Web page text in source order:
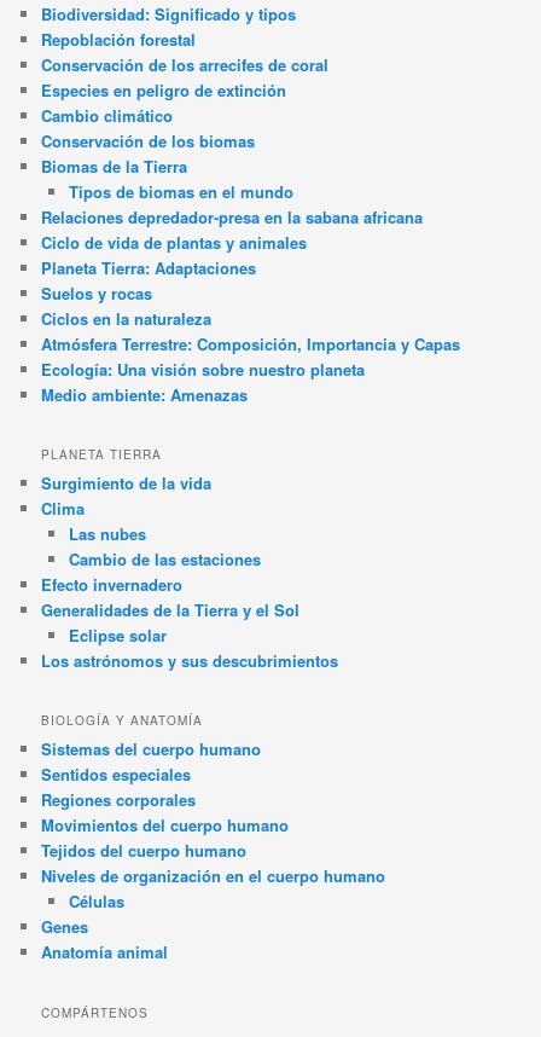
Biodiversidad: Significado y tipos
Repoblación forestal
Conservación de los arrecifes de coral
Especies en peligro de extinción
Cambio climático
Conservación de los biomas
Biomas de la Tierra
Tipos de biomas en el mundo
Relaciones depredador-presa en la sabana africana
Ciclo de vida de plantas y animales
Planeta Tierra: Adaptaciones
Suelos y rocas
Ciclos en la naturaleza
Atmósfera Terrestre: Composición, Importancia y Capas
Ecología: Una visión sobre nuestro planeta
Medio ambiente: Amenazas
PLANETA TIERRA
Surgimiento de la vida
Clima
Las nubes
Cambio de las estaciones
Efecto invernadero
Generalidades de la Tierra y el Sol
Eclipse solar
Los astrónomos y sus descubrimientos
BIOLOGÍA Y ANATOMÍA
Sistemas del cuerpo humano
Sentidos especiales
Regiones corporales
Movimientos del cuerpo humano
Tejidos del cuerpo humano
Niveles de organización en el cuerpo humano
Células
Genes
Anatomía animal
COMPÁRTENOS